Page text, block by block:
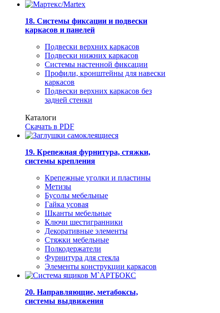
18. Системы фиксации и подвески
каркасов и панелей
Подвески верхних каркасов
Подвески нижних каркасов
Системы настенной фиксации
Профили, кронштейны для навески
каркасов
Подвески верхних каркасов без
задней стенки
Каталоги
Скачать в PDF
19. Крепежная фурнитура, стяжки,
системы крепления
Крепежные уголки и пластины
Метизы
Бусолы мебельные
Гайка усовая
Шканты мебельные
Ключи шестигранники
Декоративные элементы
Стяжки мебельные
Полкодержатели
Фурнитура для стекла
Элементы конструкции каркасов
20. Направляющие, метабоксы,
системы выдвижения